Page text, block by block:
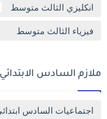
انكليزي الثالث متوسط
فيزياء الثالث متوسط
ملازم السادس الابتدائي
اجتماعيات السادس